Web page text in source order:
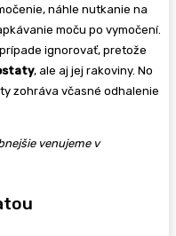
náhle nutkanie na
moču po vymočení.
ignorovať, pretože
, ale aj jej rakoviny. No
zohráva včasné odhalenie
venujeme v